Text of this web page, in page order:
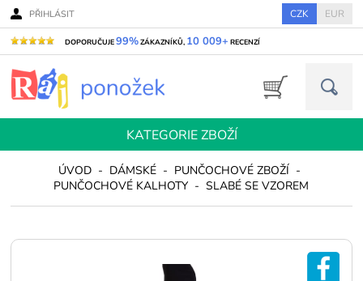
PŘIHLÁSIT CZK EUR
DOPORUČUJE99%ZÁKAZNÍKŮ, 10 009+ RECENZÍ
KATEGORIE ZBOŽÍ
ÚVOD - DÁMSKÉ - PUNČOCHOVÉ ZBOŽÍ -
PUNČOCHOVÉ KALHOTY - SLABÉ SE VZOREM